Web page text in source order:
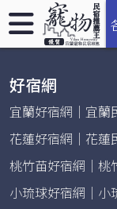
【宜蘭民宿推薦王
| 寵物友善民宿 |
好宿網
宜蘭好宿網｜宜蘭
花蓮好宿網｜花蓮
桃竹苗好宿網｜桃
小琉球好宿網｜小